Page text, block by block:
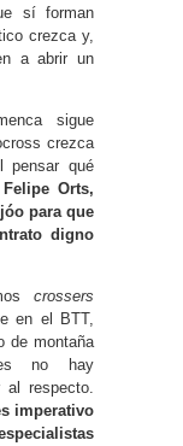
sí forman
crezca y,
a abrir un
sigue
crezca
pensar qué
Felipe Orts,
para que
digno
crossers
en el BTT,
de montaña
no hay
al respecto.
imperativo